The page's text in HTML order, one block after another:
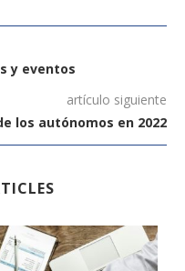
y eventos
artículo siguiente
los autónomos en 2022